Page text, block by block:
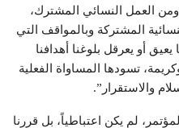
ومن العمل النسائي المشترك،
المشتركة وبالمواقف التي
أو يعرقل بلوغنا أهدافنا
تسودها المساواة الفعلية
والاستقرار”.
لم يكن اعتباطياً، بل قررنا